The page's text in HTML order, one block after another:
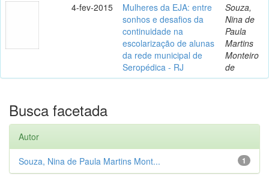
4-fev-2015
Mulheres da EJA: entre
sonhos e desafios da
continuidade na
escolarização de alunas
da rede municipal de
Seropédica - RJ
Souza,
Nina de
Paula
Martins
Monteiro
de
Busca facetada
Autor
1
Souza, Nina de Paula Martins Mont...